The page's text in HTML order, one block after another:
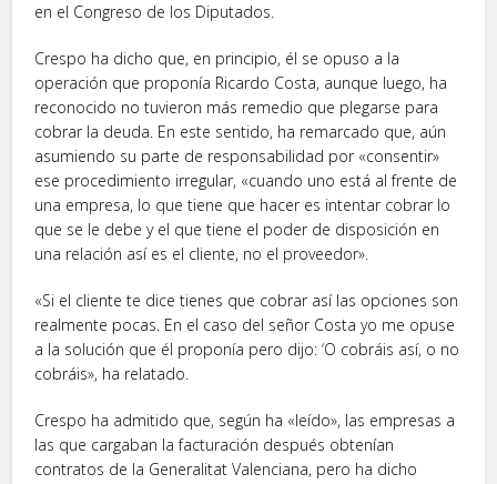
en el Congreso de los Diputados.
Crespo ha dicho que, en principio, él se opuso a la
operación que proponía Ricardo Costa, aunque luego, ha
reconocido no tuvieron más remedio que plegarse para
cobrar la deuda. En este sentido, ha remarcado que, aún
asumiendo su parte de responsabilidad por «consentir»
ese procedimiento irregular, «cuando uno está al frente de
una empresa, lo que tiene que hacer es intentar cobrar lo
que se le debe y el que tiene el poder de disposición en
una relación así es el cliente, no el proveedor».
«Si el cliente te dice tienes que cobrar así las opciones son
realmente pocas. En el caso del señor Costa yo me opuse
a la solución que él proponía pero dijo: ‘O cobráis así, o no
cobráis», ha relatado.
Crespo ha admitido que, según ha «leído», las empresas a
las que cargaban la facturación después obtenían
contratos de la Generalitat Valenciana, pero ha dicho